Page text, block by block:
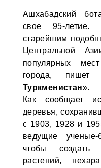
Ашхабадский
свое 95-летие.
старейшим
Центральной
популярных
города, пишет
Туркменистан».
Как сообщает
деревья,
с 1903, 1928 и
ведущие ученые-
чтобы создать
растений,